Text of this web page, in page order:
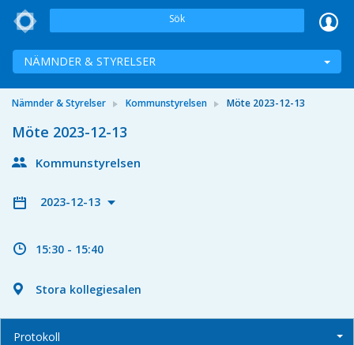
Sök
NÄMNDER & STYRELSER
Nämnder & Styrelser Kommunstyrelsen Möte 2023-12-13
Möte 2023-12-13
Kommunstyrelsen
2023-12-13
15:30 - 15:40
Stora kollegiesalen
Protokoll